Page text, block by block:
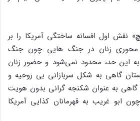
نقش اول افسانه ساختگی آمریکا را بر
زنان در جنگ هایی چون جنگ
به این حد، محدود نمی‌شود و حضور زنان
گاهی به شکل سربازانی بی روحیه و
به عنوان شکنجه گرانی بدون هویت
ابو غریب به قهرمانان کذایی آمریکا